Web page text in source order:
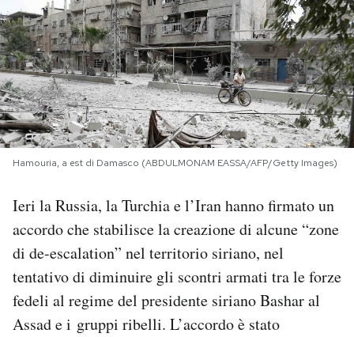
PODCAST
NEWSLETTER
I MIEI PREFERITI
SHOP
CALENDARIO
AREA PERSONALE
Hamouria, a est di Damasco (ABDULMONAM EASSA/AFP/Getty Images)
Ieri la Russia, la Turchia e l’Iran hanno firmato un
accordo che stabilisce la creazione di alcune “zone
di de-escalation” nel territorio siriano, nel
tentativo di diminuire gli scontri armati tra le forze
fedeli al regime del presidente siriano Bashar al
Assad e i gruppi ribelli. L’accordo è stato